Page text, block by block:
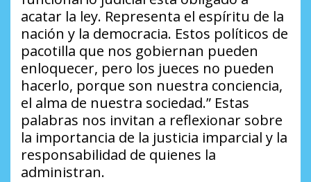
acatar la ley. Representa el espíritu de la
nación y la democracia. Estos políticos de
pacotilla que nos gobiernan pueden
enloquecer, pero los jueces no pueden
hacerlo, porque son nuestra conciencia,
el alma de nuestra sociedad.” Estas
palabras nos invitan a reflexionar sobre
la importancia de la justicia imparcial y la
responsabilidad de quienes la
administran.